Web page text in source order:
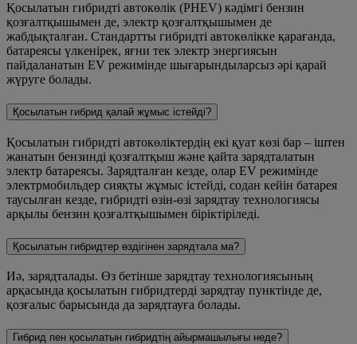
Қосылатын гибридті автокөлік (PHEV) кәдімгі бензин
қозғалтқышымен де, электр қозғалтқышымен де
жабдықталған. Стандартты гибридті автокөлікке қарағанда,
батареясы үлкенірек, яғни тек электр энергиясын
пайдаланатын EV режимінде шығарындыларсыз әрі қарай
жүруге болады.
Қосылатын гибрид қалай жұмыс істейді?
Қосылатын гибридті автокөліктердің екі қуат көзі бар – іштен
жанатын бензинді қозғалтқыш және қайта зарядталатын
электр батареясы. Зарядталған кезде, олар EV режимінде
электрмобильдер сияқты жұмыс істейді, содан кейін батарея
таусылған кезде, гибридті өзін-өзі зарядтау технологиясы
арқылы бензин қозғалтқышымен біріктіріледі.
Қосылатын гибридтер өздігінен зарядтала ма?
Иә, зарядталады. Өз бетінше зарядтау технологиясының
арқасында қосылатын гибридтерді зарядтау пунктінде де,
қозғалыс барысында да зарядтауға болады.
Гибрид пен қосылатын гибридтің айырмашылығы неде?